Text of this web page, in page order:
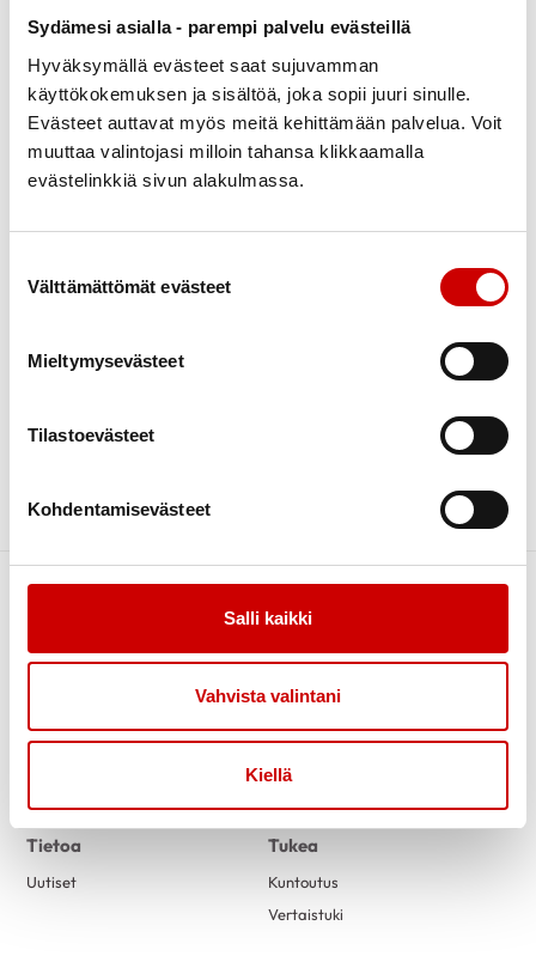
Sydämesi asialla - parempi palvelu evästeillä
Hyväksymällä evästeet saat sujuvamman
käyttökokemuksen ja sisältöä, joka sopii juuri sinulle.
Evästeet auttavat myös meitä kehittämään palvelua. Voit
muuttaa valintojasi milloin tahansa klikkaamalla
evästelinkkiä sivun alakulmassa.
Välttämättömät evästeet
Mieltymysevästeet
Tilastoevästeet
Kohdentamisevästeet
Salli kaikki
Vahvista valintani
Kiellä
Laji
Ajankohta
Alue
Katso kaikkia sydänyhteisön
Link to facebook
Link to twitter
Tietoa
Uutiset
Tukea
Kuntoutus
Vertaistuki